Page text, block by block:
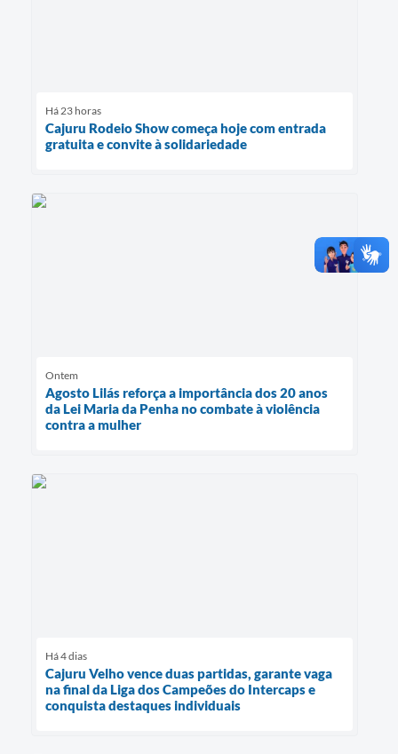
Há 23 horas
Cajuru Rodeio Show começa hoje com entrada
gratuita e convite à solidariedade
Ontem
Agosto Lilás reforça a importância dos 20 anos
da Lei Maria da Penha no combate à violência
contra a mulher
Há 4 dias
Cajuru Velho vence duas partidas, garante vaga
na final da Liga dos Campeões do Intercaps e
conquista destaques individuais